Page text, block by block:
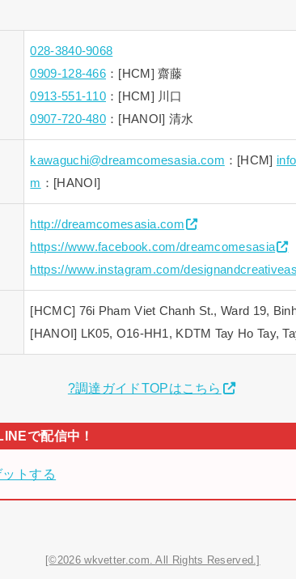
028-3840-9068
0909-128-466 ：[HCM] 齋藤
0913-551-110 ：[HCM] 川口
0907-720-480 ：[HANOI] 清水
kawaguchi@dreamcomesasia.com ：[HCM]
m ：[HANOI]
http://dreamcomesasia.com
https://www.facebook.com/dreamcomesasia
https://www.instagram.com/
[HCMC] 76i Pham Viet Chanh St., Ward 19,
[HANOI] LK05, O16-HH1, KDTM Tay Ho Tay,
?調達ガイドTOPはこちら
トする
[©2026 wkvetter.com. All Rights Reserved.]